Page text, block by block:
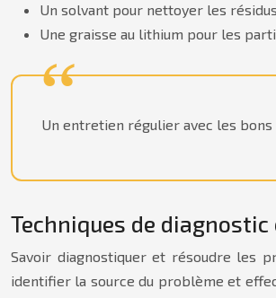
Un solvant pour nettoyer les
Une graisse au lithium pour les
Un entretien régulier avec les
Techniques de
Savoir diagnostiquer et résoudre les
identifier la source du problème et